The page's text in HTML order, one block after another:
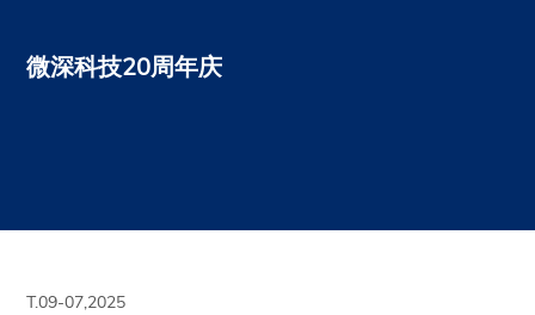
微深科技20周年庆
T.09-07,2025